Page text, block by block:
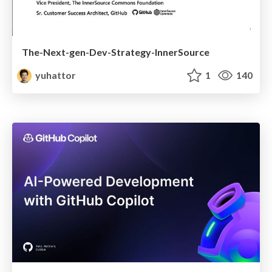
The-Next-gen-Dev-Strategy-InnerSource
yuhattor
1 140